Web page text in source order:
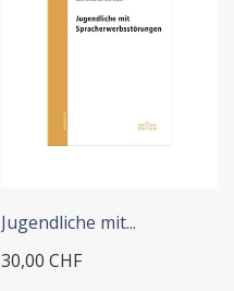
Jugendliche mit...
30,00 CHF